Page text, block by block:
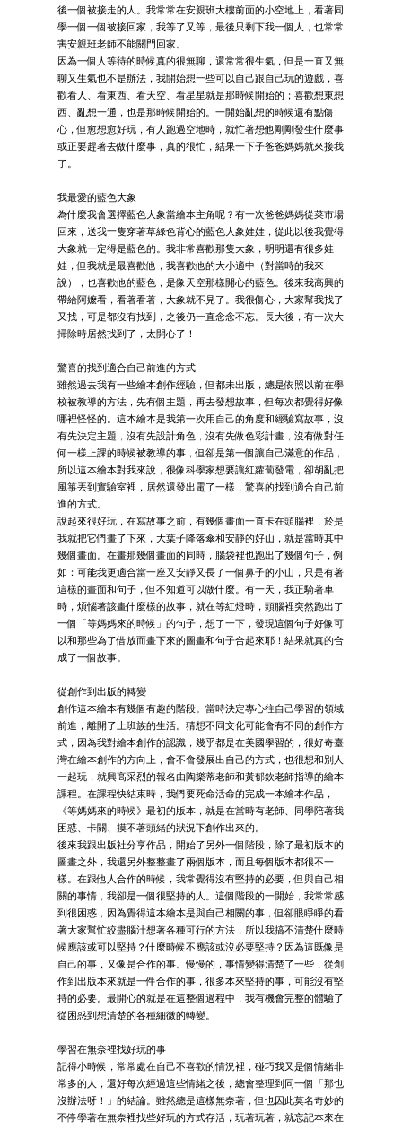
後一個被接走的人。我常常在安親班大樓前面的小空地上，看著同
學一個一個被接回家，我等了又等，最後只剩下我一個人，也常常
害安親班老師不能關門回家。
因為一個人等待的時候真的很無聊，還常常很生氣，但是一直又無
聊又生氣也不是辦法，我開始想一些可以自己跟自己玩的遊戲，喜
歡看人、看東西、看天空、看星星就是那時候開始的；喜歡想東想
西、亂想一通，也是那時候開始的。一開始亂想的時候還有點傷
心，但愈想愈好玩，有人跑過空地時，就忙著想他剛剛發生什麼事
或正要趕著去做什麼事，真的很忙，結果一下子爸爸媽媽就來接我
了。
我最愛的藍色大象
為什麼我會選擇藍色大象當繪本主角呢？有一次爸爸媽媽從菜市場
回來，送我一隻穿著草綠色背心的藍色大象娃娃，從此以後我覺得
大象就一定得是藍色的。我非常喜歡那隻大象，明明還有很多娃
娃，但我就是最喜歡他，我喜歡他的大小適中（對當時的我來
說），也喜歡他的藍色，是像天空那樣開心的藍色。後來我高興的
帶給阿嬤看，看著看著，大象就不見了。我很傷心，大家幫我找了
又找，可是都沒有找到，之後仍一直念念不忘。長大後，有一次大
掃除時居然找到了，太開心了！
驚喜的找到適合自己前進的方式
雖然過去我有一些繪本創作經驗，但都未出版，總是依照以前在學
校被教導的方法，先有個主題，再去發想故事，但每次都覺得好像
哪裡怪怪的。這本繪本是我第一次用自己的角度和經驗寫故事，沒
有先決定主題，沒有先設計角色，沒有先做色彩計畫，沒有做對任
何一樣上課的時候被教導的事，但卻是第一個讓自己滿意的作品，
所以這本繪本對我來說，很像科學家想要讓紅蘿蔔發電，卻胡亂把
風箏丟到實驗室裡，居然還發出電了一樣，驚喜的找到適合自己前
進的方式。
說起來很好玩，在寫故事之前，有幾個畫面一直卡在頭腦裡，於是
我就把它們畫了下來，大葉子降落傘和安靜的好山，就是當時其中
幾個畫面。在畫那幾個畫面的同時，腦袋裡也跑出了幾個句子，例
如：可能我更適合當一座又安靜又長了一個鼻子的小山，只是有著
這樣的畫面和句子，但不知道可以做什麼。有一天，我正騎著車
時，煩惱著該畫什麼樣的故事，就在等紅燈時，頭腦裡突然跑出了
一個「等媽媽來的時候」的句子，想了一下，發現這個句子好像可
以和那些為了借放而畫下來的圖畫和句子合起來耶！結果就真的合
成了一個故事。
從創作到出版的轉變
創作這本繪本有幾個有趣的階段。當時決定專心往自己學習的領域
前進，離開了上班族的生活。猜想不同文化可能會有不同的創作方
式，因為我對繪本創作的認識，幾乎都是在美國學習的，很好奇臺
灣在繪本創作的方向上，會不會發展出自己的方式，也很想和別人
一起玩，就興高采烈的報名由陶樂蒂老師和黃郁欽老師指導的繪本
課程。在課程快結束時，我們要死命活命的完成一本繪本作品，
《等媽媽來的時候》最初的版本，就是在當時有老師、同學陪著我
困惑、卡關、摸不著頭緒的狀況下創作出來的。
後來我跟出版社分享作品，開始了另外一個階段，除了最初版本的
圖畫之外，我還另外整整畫了兩個版本，而且每個版本都很不一
樣。在跟他人合作的時候，我常覺得沒有堅持的必要，但與自己相
關的事情，我卻是一個很堅持的人。這個階段的一開始，我常常感
到很困惑，因為覺得這本繪本是與自己相關的事，但卻眼睜睜的看
著大家幫忙絞盡腦汁想著各種可行的方法，所以我搞不清楚什麼時
候應該或可以堅持？什麼時候不應該或沒必要堅持？因為這既像是
自己的事，又像是合作的事。慢慢的，事情變得清楚了一些，從創
作到出版本來就是一件合作的事，很多本來堅持的事，可能沒有堅
持的必要。最開心的就是在這整個過程中，我有機會完整的體驗了
從困惑到想清楚的各種細微的轉變。
學習在無奈裡找好玩的事
記得小時候，常常處在自己不喜歡的情況裡，碰巧我又是個情緒非
常多的人，還好每次經過這些情緒之後，總會整理到同一個「那也
沒辦法呀！」的結論。雖然總是這樣無奈著，但也因此莫名奇妙的
不停學著在無奈裡找些好玩的方式存活，玩著玩著，就忘記本來在